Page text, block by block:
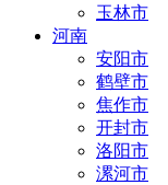
玉林市
河南
安阳市
鹤壁市
焦作市
开封市
洛阳市
漯河市